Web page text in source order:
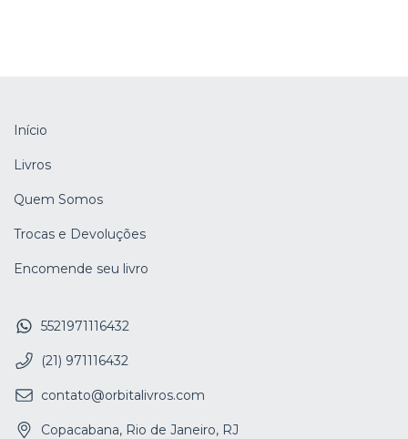
Início
Livros
Quem Somos
Trocas e Devoluções
Encomende seu livro
5521971116432
(21) 971116432
contato@orbitalivros.com
Copacabana, Rio de Janeiro, RJ